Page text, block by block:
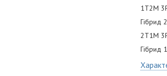
1T2M
Гібрид
2T1M
Гібрид